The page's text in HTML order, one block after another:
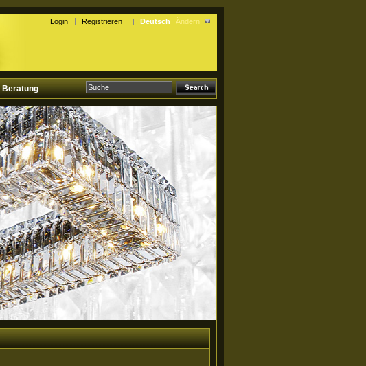
Deutsch Ändern
Login Registrieren
Beratung